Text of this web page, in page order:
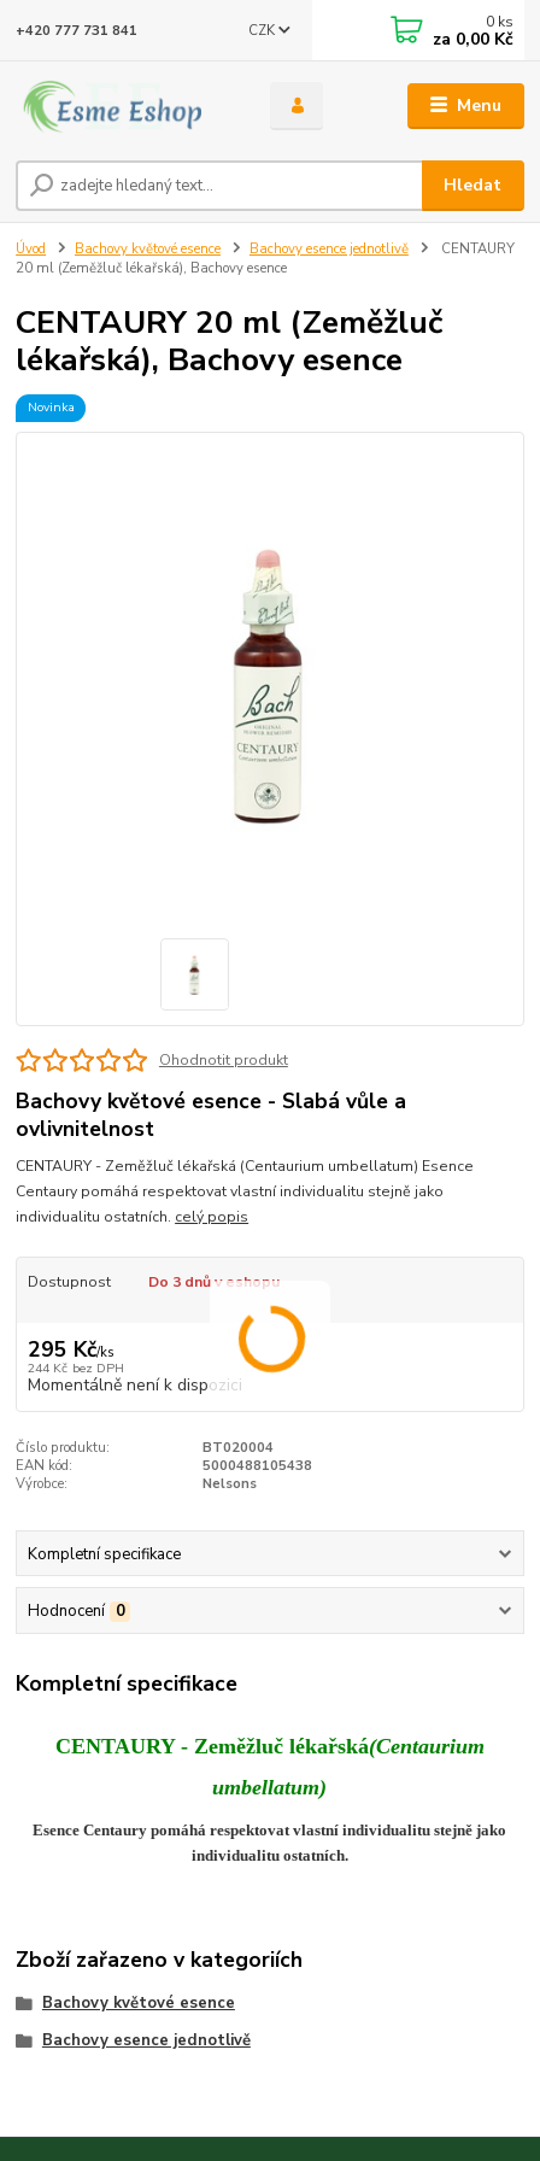
Menu
CZK
Hledat
+420 777 731 841 0 ks
za 0,00 Kč
Úvod Bachovy květové esence Bachovy esence jednotlivě
CENTAURY
20 ml (Zeměžluč lékařská), Bachovy esence
CENTAURY 20 ml (Zeměžluč
lékařská), Bachovy esence
Novinka
Ohodnotit produkt
Bachovy květové esence - Slabá vůle a
ovlivnitelnost
CENTAURY - Zeměžluč lékařská (Centaurium umbellatum) Esence
Centaury pomáhá respektovat vlastní individualitu stejně jako
individualitu ostatních. celý popis
Dostupnost Do 3 dnů v eshopu
295 Kč/ks
244 Kč bez DPH
Momentálně není k dispozici
Číslo produktu:
BT020004
EAN kód:
5000488105438
Výrobce:
Nelsons
Kompletní specifikace
Hodnocení 0
Kompletní specifikace
CENTAURY - Zeměžluč lékařská(Centaurium
umbellatum)
Esence Centaury pomáhá respektovat vlastní individualitu stejně jako
individualitu ostatních.
Zboží zařazeno v kategoriích
Bachovy květové esence
Bachovy esence jednotlivě